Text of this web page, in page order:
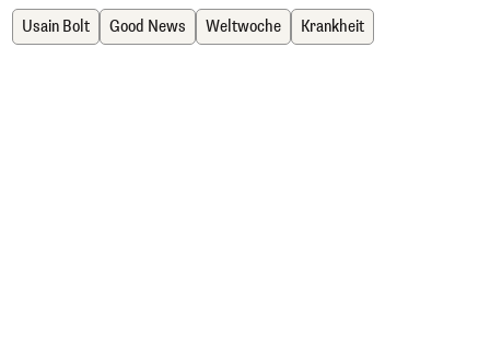
Usain Bolt Good News Weltwoche Krankheit